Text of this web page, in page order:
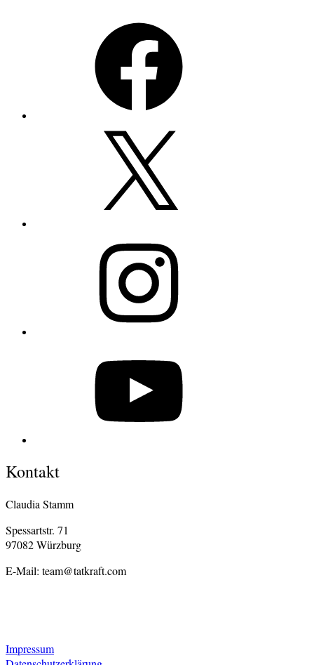
Kontakt
Claudia Stamm
Spessartstr. 71
97082 Würzburg
E-Mail: team@tatkraft.com
Impressum